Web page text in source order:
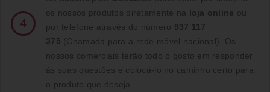
4
os nossos produtos diretamente na loja online ou
por telefone através do número 937 117
375 (Chamada para a rede móvel nacional)
. Os
nossos comerciais terão todo o gosto em responder
ás suas questões e colocá-lo no caminho certo para
o produto que deseja.